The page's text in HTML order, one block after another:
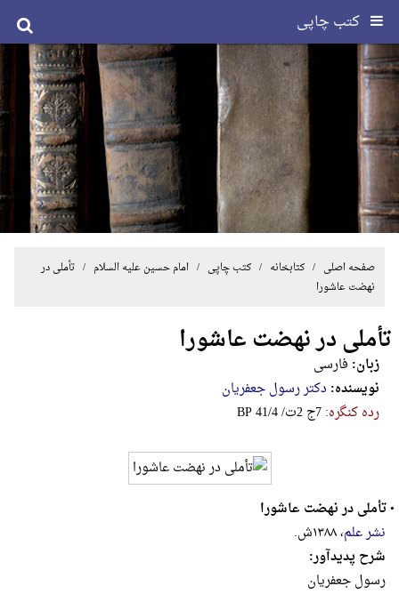
کتب چاپی
صفحه اصلی / کتابخانه /کتب چاپی /امام حسین علیه السلام / تأملی در
نهضت عاشورا
تأملی در نهضت عاشورا
زبان: فارسی
نویسنده: دکتر رسول جعفریان
رده کنگره:‎B‎P‎ ‎4‎1‎/‎4‎ ‎/‎ت‎2‎ ‎ج‎7
•تأملی در نهضت عاشورا
نشر علم، ۱۳۸۸ش.
شرح پدیدآور:
رسول جعفریان